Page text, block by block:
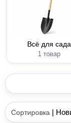
Всё для сада
1 товар
Сортировка |